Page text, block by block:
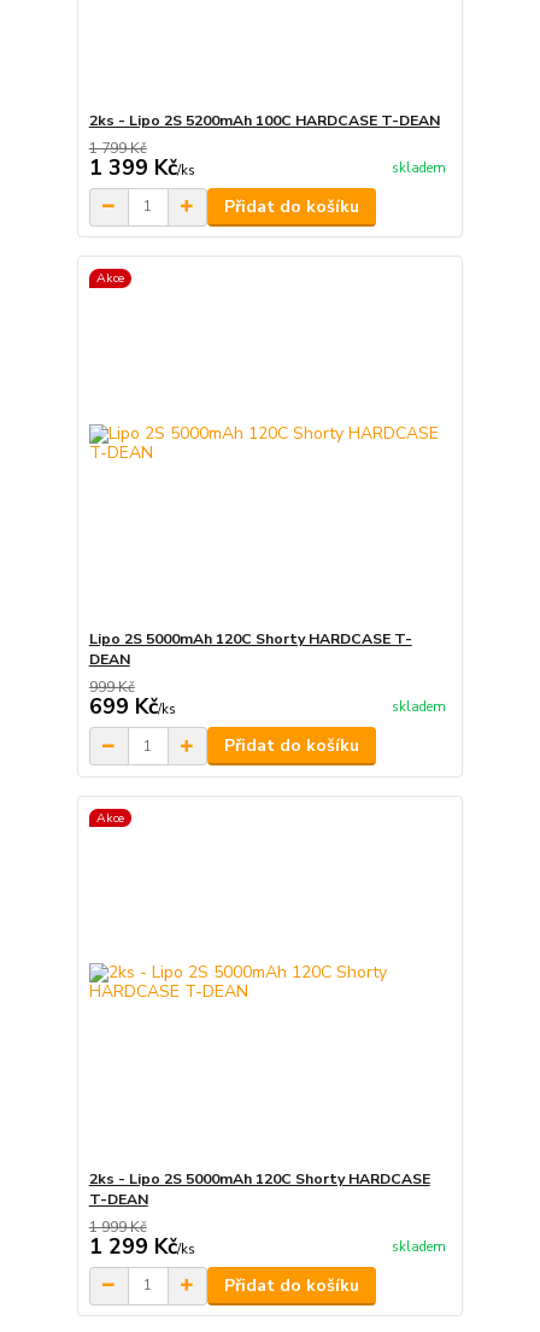
2ks - Lipo 2S 5200mAh 100C HARDCASE T-DEAN
1 799 Kč
1 399 Kč/ks skladem
Přidat do košíku
Akce
Lipo 2S 5000mAh 120C Shorty HARDCASE T-
DEAN
999 Kč
699 Kč/ks skladem
Přidat do košíku
Akce
2ks - Lipo 2S 5000mAh 120C Shorty HARDCASE
T-DEAN
1 999 Kč
1 299 Kč/ks skladem
Přidat do košíku